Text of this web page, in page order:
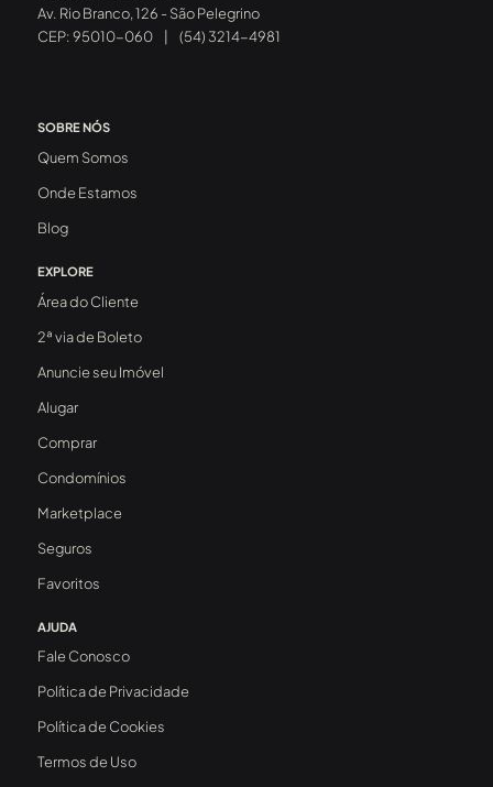
Av. Rio Branco, 126 - São Pelegrino
CEP: 95010-060
(54) 3214-4981
SOBRE NÓS
Quem Somos
Onde Estamos
Blog
EXPLORE
Área do Cliente
2ª via de Boleto
Anuncie seu Imóvel
Alugar
Comprar
Condomínios
Marketplace
Seguros
Favoritos
AJUDA
Fale Conosco
Política de Privacidade
Política de Cookies
Termos de Uso